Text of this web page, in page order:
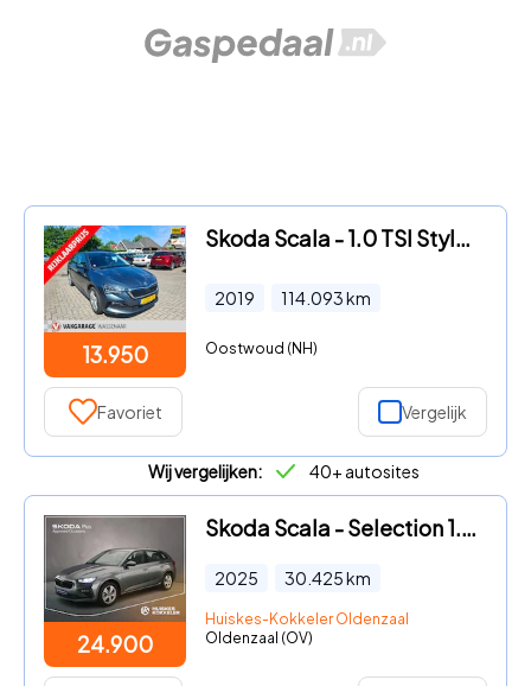
13.950
Skoda Scala - 1.0 TSI Style dsg automaat carplay trekh
2019 114.093km
Oostwoud (NH)
Favoriet Vergelijk
Wij vergelijken: 40+ autosites
24.900
Skoda Scala - Selection 1.0 TSI 115pk DSG Automaat Cruise control, Parkeer
2025 30.425km
Huiskes-Kokkeler Oldenzaal
Oldenzaal (OV)